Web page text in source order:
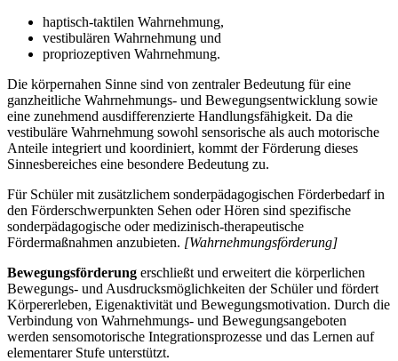
haptisch-taktilen Wahrnehmung,
vestibulären Wahrnehmung und
propriozeptiven Wahrnehmung.
Die körpernahen Sinne sind von zentraler Bedeutung für eine
ganzheitliche Wahrnehmungs- und Bewegungsentwicklung sowie
eine zunehmend ausdifferenzierte Handlungsfähigkeit. Da die
vestibuläre Wahrnehmung sowohl sensorische als auch motorische
Anteile integriert und koordiniert, kommt der Förderung dieses
Sinnesbereiches eine besondere Bedeutung zu.
Für Schüler mit zusätzlichem sonderpädagogischen Förderbedarf in
den Förderschwerpunkten Sehen oder Hören sind spezifische
sonderpädagogische oder medizinisch-therapeutische
Fördermaßnahmen anzubieten. [Wahrnehmungsförderung]
Bewegungsförderung erschließt und erweitert die körperlichen
Bewegungs- und Ausdrucksmöglichkeiten der Schüler und fördert
Körpererleben, Eigenaktivität und Bewegungsmotivation. Durch die
Verbindung von Wahrnehmungs- und Bewegungsangeboten
werden sensomotorische Integrationsprozesse und das Lernen auf
elementarer Stufe unterstützt.